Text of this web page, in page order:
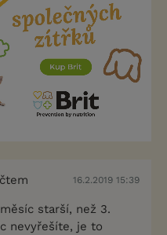
16.2.2019 15:39
starší, než 3.
nevyřešíte, je to